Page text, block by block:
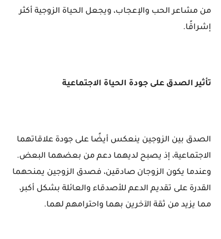
من مشاعر الحب والإعجاب، ويجعل الحياة الزوجية أكثر
إشراقًا.
تأثير الصدق على جودة الحياة الاجتماعية
الصدق بين الزوجين ينعكس أيضًا على جودة علاقاتهما
الاجتماعية، إذ يصبح لديهما دعم من بعضهما البعض.
وعندما يكون الزوجان صادقين، فصدق الزوجين يمنحهما
القدرة على تقديم الدعم للأصدقاء والعائلة بشكل أكبر،
مما يزيد من ثقة الآخرين بهما واحترامهم لهما.